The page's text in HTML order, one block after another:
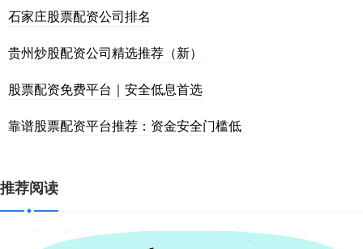
石家庄股票配资公司排名
贵州炒股配资公司精选推荐（新）
股票配资免费平台｜安全低息首选
靠谱股票配资平台推荐：资金安全门槛低
推荐阅读